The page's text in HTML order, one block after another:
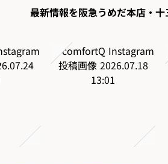
最新情報を阪急うめだ本店・